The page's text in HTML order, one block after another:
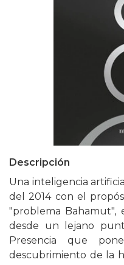
Descripción
Una inteligencia
del 2014 con el
"problema Bahamut",
desde un lejano
Presencia que
descubrimiento de la